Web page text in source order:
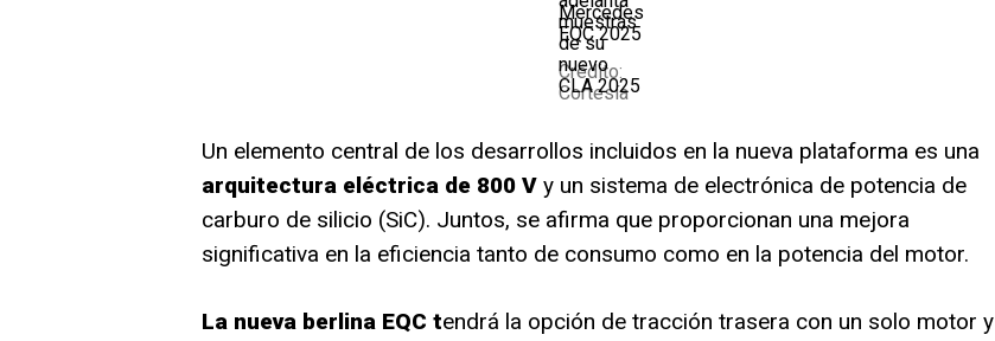
Mercedes
EQC 2025
Crédito:
Cortesía
Un elemento central de los desarrollos incluidos en la nueva plataforma es una
arquitectura eléctrica de 800 V y un sistema de electrónica de potencia de
carburo de silicio (SiC). Juntos, se afirma que proporcionan una mejora
significativa en la eficiencia tanto de consumo como en la potencia del motor.
La nueva berlina EQC tendrá la opción de tracción trasera con un solo motor y